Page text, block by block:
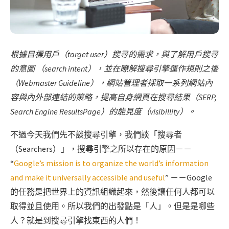
根據目標用戶（target user）搜尋的需求，與了解用戶搜尋
的意圖 （search intent），並在瞭解搜尋引擎運作規則之後
（Webmaster Guideline），網站管理者採取一系列網站內
容與內外部連結的策略，提高自身網頁在搜尋結果（SERP,
Search Engine ResultsPage）的能見度（visibillity）。
不過今天我們先不談搜尋引擎，我們談「搜尋者
（Searchers）」，搜尋引擎之所以存在的原因－－
“Google’s mission is to organize the world’s information
and make it universally accessible and useful” －－Google
的任務是把世界上的資訊組織起來，然後讓任何人都可以
取得並且使用。所以我們的出發點是「人」。但是是哪些
人？就是到搜尋引擎找東西的人們！